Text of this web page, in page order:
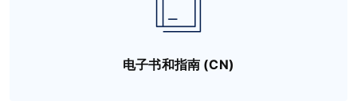
电子书和指南 (CN)